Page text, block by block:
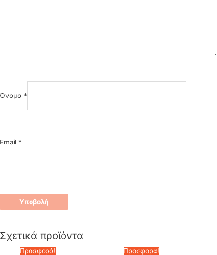
Όνομα *
Email *
Σχετικά προϊόντα
Προσφορά! Προσφορά!